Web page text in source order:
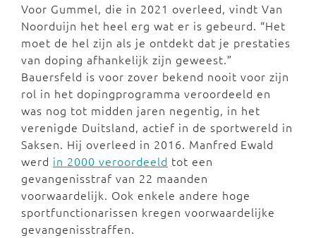
Voor Gummel, die in 2021 overleed, vindt Van
Noorduijn het heel erg wat er is gebeurd. “Het
moet de hel zijn als je ontdekt dat je prestaties
van doping afhankelijk zijn geweest.”
Bauersfeld is voor zover bekend nooit voor zijn
rol in het dopingprogramma veroordeeld en
was nog tot midden jaren negentig, in het
verenigde Duitsland, actief in de sportwereld in
Saksen. Hij overleed in 2016. Manfred Ewald
werd in 2000 veroordeeld tot een
gevangenisstraf van 22 maanden
voorwaardelijk. Ook enkele andere hoge
sportfunctionarissen kregen voorwaardelijke
gevangenisstraffen.